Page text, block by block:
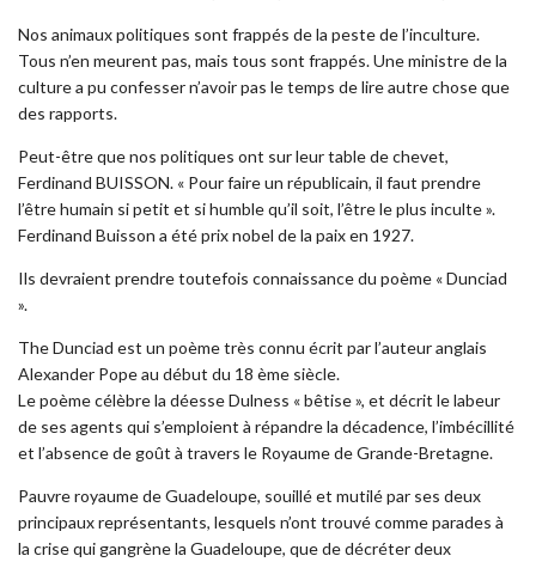
Nos animaux politiques sont frappés de la peste de l’inculture.
Tous n’en meurent pas, mais tous sont frappés. Une ministre de la
culture a pu confesser n’avoir pas le temps de lire autre chose que
des rapports.
Peut-être que nos politiques ont sur leur table de chevet,
Ferdinand BUISSON. « Pour faire un républicain, il faut prendre
l’être humain si petit et si humble qu’il soit, l’être le plus inculte ».
Ferdinand Buisson a été prix nobel de la paix en 1927.
Ils devraient prendre toutefois connaissance du poème « Dunciad
».
The Dunciad est un poème très connu écrit par l’auteur anglais
Alexander Pope au début du 18 ème siècle.
Le poème célèbre la déesse Dulness « bêtise », et décrit le labeur
de ses agents qui s’emploient à répandre la décadence, l’imbécillité
et l’absence de goût à travers le Royaume de Grande-Bretagne.
Pauvre royaume de Guadeloupe, souillé et mutilé par ses deux
principaux représentants, lesquels n’ont trouvé comme parades à
la crise qui gangrène la Guadeloupe, que de décréter deux